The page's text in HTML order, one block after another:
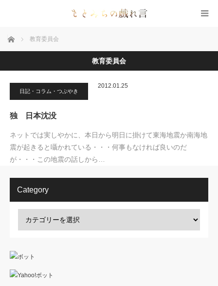
ホーム 教育委員会
教育委員会
日記・コラム・つぶやき
2012.01.25
独 日本沈没
ネットでは実しやかに、本日から明日に掛けて東海地震か南海地
震が起きると囁かれている・・・何事もなければ良いのだ
が・・・この地震の話しから…
Category